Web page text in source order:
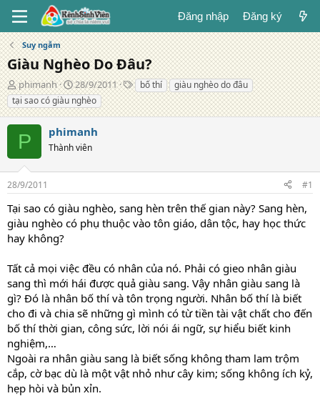
Đăng nhập Đăng ký
Suy ngẫm
Giàu Nghèo Do Đâu?
T
á
c
g
i
ả
phimanh
N
g
à
đ
ă
g
28/9/2011
T
ừ
k
bố thí
giàu nghèo do đâu
tại sao có giàu nghèo
P phimanh
Thành viên
28/9/2011 #1
Tại sao có giàu nghèo, sang hèn trên thế gian này? Sang hèn,
giàu nghèo có phụ thuộc vào tôn giáo, dân tộc, hay học thức
hay không?
Tất cả mọi việc đều có nhân của nó. Phải có gieo nhân giàu
sang thì mới hái được quả giàu sang. Vậy nhân giàu sang là
gì? Đó là nhân bố thí và tôn trọng người. Nhân bố thí là biết
cho đi và chia sẽ những gì mình có từtiền tài vật chất cho đến
bố thí thời gian, công sức, lời nói ái ngữ, sự hiểu biết kinh
nghiệm,…
Ngoài ra nhân giàu sang là biết sống không tham lam trộm
cắp, cờ bạc dù là một vật nhỏ như cây kim; sống không ích kỷ,
hẹp hòi và bủn xỉn.